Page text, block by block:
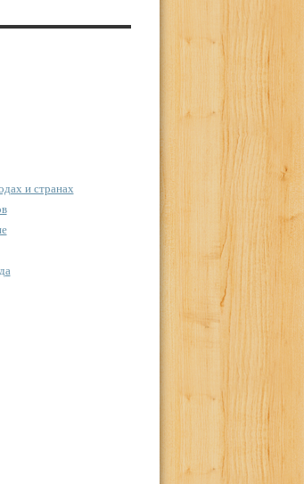
и странах